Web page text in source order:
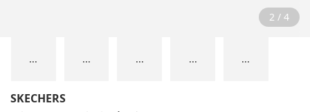
2 / 4
... ... ... ... ...
SKECHERS